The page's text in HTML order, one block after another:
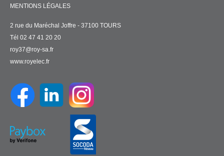
MENTIONS LÉGALES
2 rue du Maréchal Joffre - 37100 TOURS
Tél 02 47 41 20 20
roy37@roy-sa.fr
www.royelec.fr